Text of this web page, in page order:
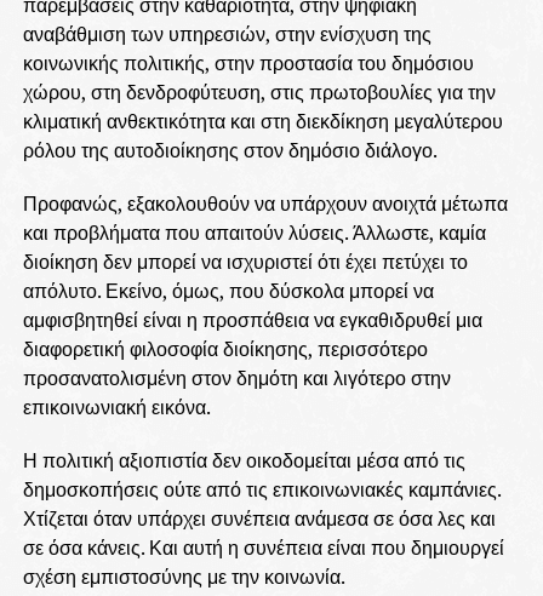
αναβάθμιση των υπηρεσιών, στην ενίσχυση της
κοινωνικής πολιτικής, στην προστασία του δημόσιου
χώρου, στη δενδροφύτευση, στις πρωτοβουλίες για την
κλιματική ανθεκτικότητα και στη διεκδίκηση μεγαλύτερου
ρόλου της αυτοδιοίκησης στον δημόσιο διάλογο.
Προφανώς, εξακολουθούν να υπάρχουν ανοιχτά μέτωπα
και προβλήματα που απαιτούν λύσεις. Άλλωστε, καμία
διοίκηση δεν μπορεί να ισχυριστεί ότι έχει πετύχει το
απόλυτο. Εκείνο, όμως, που δύσκολα μπορεί να
αμφισβητηθεί είναι η προσπάθεια να εγκαθιδρυθεί μια
διαφορετική φιλοσοφία διοίκησης, περισσότερο
προσανατολισμένη στον δημότη και λιγότερο στην
επικοινωνιακή εικόνα.
Η πολιτική αξιοπιστία δεν οικοδομείται μέσα από τις
δημοσκοπήσεις ούτε από τις επικοινωνιακές καμπάνιες.
Χτίζεται όταν υπάρχει συνέπεια ανάμεσα σε όσα λες και
σε όσα κάνεις. Και αυτή η συνέπεια είναι που δημιουργεί
σχέση εμπιστοσύνης με την κοινωνία.